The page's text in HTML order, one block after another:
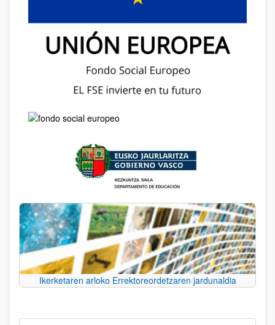
Ikerketaren arloko Errektoreordetzaren jardunaldia